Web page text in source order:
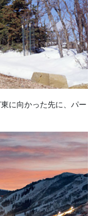
に向かった先に、パー